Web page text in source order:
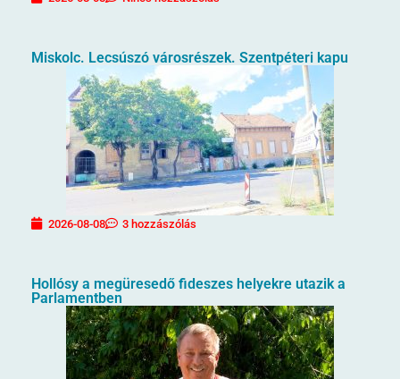
Miskolc. Lecsúszó városrészek. Szentpéteri kapu
2026-08-08 3 hozzászólás
Hollósy a megüresedő fideszes helyekre utazik a
Parlamentben